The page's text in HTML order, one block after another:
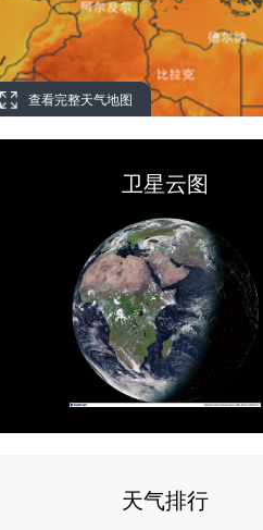
查看完整天气地图
卫星云图
天气排行